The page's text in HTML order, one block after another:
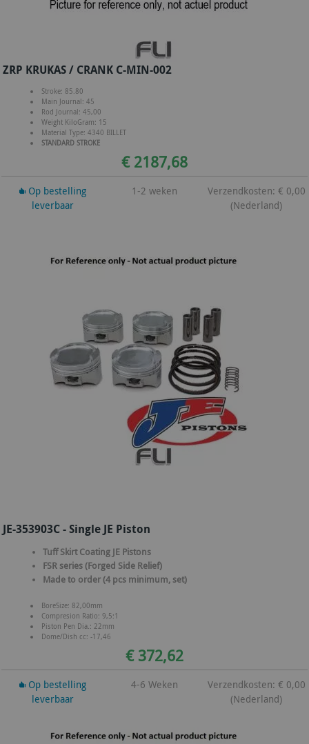
ZRP KRUKAS / CRANK C-MIN-002
Stroke: 85.80
Main Journal: 45
Rod Journal: 45,00
Weight KiloGram: 15
Material Type: 4340 BILLET
STANDARD STROKE
€ 2187,68
Op bestelling
leverbaar
1-2 weken
Verzendkosten: € 0,00
(Nederland)
JE-353903C - Single JE Piston
Tuff Skirt Coating JE Pistons
FSR series (Forged Side Relief)
Made to order (4 pcs minimum, set)
BoreSize: 82,00mm
Compresion Ratio: 9,5:1
Piston Pen Dia.: 22mm
Dome/Dish cc: -17,46
€ 372,62
Op bestelling
leverbaar
4-6 Weken
Verzendkosten: € 0,00
(Nederland)